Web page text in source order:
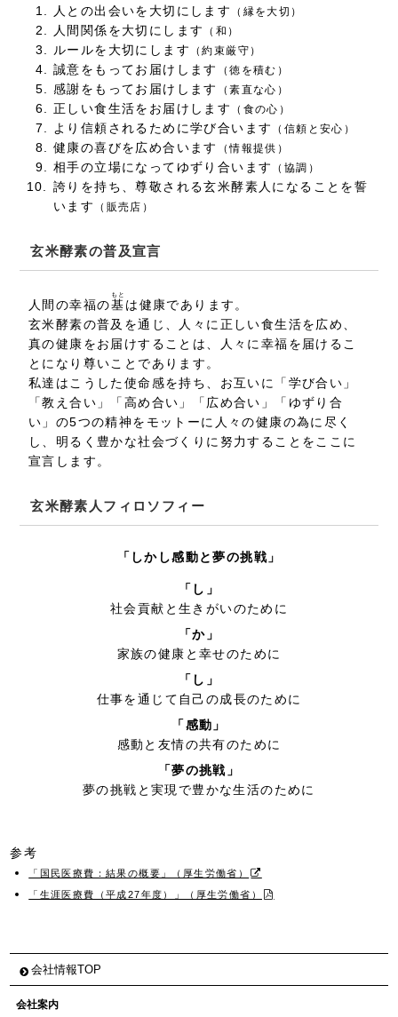
人との出会いを大切にします （縁を大切）
人間関係を大切にします （和）
ルールを大切にします （約束厳守）
誠意をもってお届けします （徳を積む）
感謝をもってお届けします （素直な心）
正しい食生活をお届けします （食の心）
より信頼されるために学び合います （信頼と安心）
健康の喜びを広め合います （情報提供）
相手の立場になってゆずり合います （協調）
誇りを持ち、尊敬される玄米酵素人になることを誓
います
（販売店）
玄米酵素の普及宣言
人間の幸福の基
もと
は健康であります。
玄米酵素の普及を通じ、人々に正しい食生活を広め、
真の健康をお届けすることは、人々に幸福を届けるこ
とになり尊いことであります。
私達はこうした使命感を持ち、お互いに「学び合い」
「教え合い」「高め合い」「広め合い」「ゆずり合
い」の5つの精神をモットーに人々の健康の為に尽く
し、明るく豊かな社会づくりに努力することをここに
宣言します。
玄米酵素人フィロソフィー
「しかし感動と夢の挑戦」
「し」
社会貢献と生きがいのために
「か」
家族の健康と幸せのために
「し」
仕事を通じて自己の成長のために
「感動」
感動と友情の共有のために
「夢の挑戦」
夢の挑戦と実現で豊かな生活のために
参考
「国民医療費：結果の概要」（厚生労働省）
「生涯医療費（平成27年度）」（厚生労働省）
会社情報TOP
会社案内